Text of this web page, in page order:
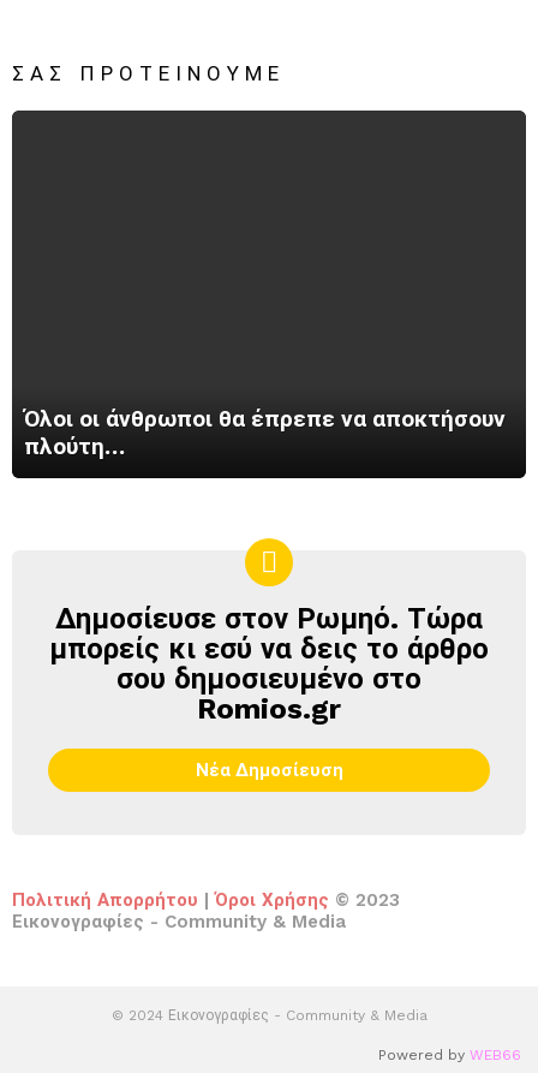
ΣΑΣ ΠΡΟΤΕΊΝΟΥΜΕ
Όλοι οι άνθρωποι θα έπρεπε να αποκτήσουν
πλούτη…
ΔΗΜΟΣΊΕΥΣΕ
ΣΤΟΝ
ΡΩΜΗΌ
Δημοσίευσε στον Ρωμηό. Τώρα
μπορείς κι εσύ να δεις το άρθρο
σου δημοσιευμένο στο
Romios.gr
Νέα Δημοσίευση
Πολιτική Απορρήτου Όροι Χρήσης © 2023
Εικονογραφίες - Community & Media
© 2024 Εικονογραφίες - Community & Media
Powered by WEB66